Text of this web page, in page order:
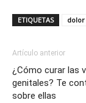
ETIQUETAS
Artículo anterior
¿Cómo curar las
genitales? Te
sobre ellas